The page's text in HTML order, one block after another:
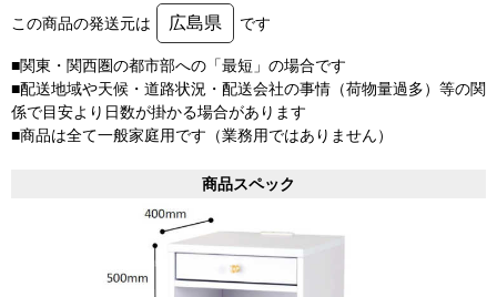
この商品の発送元は 広島県 です
■関東・関西圏の都市部への「最短」の場合です
■配送地域や天候・道路状況・配送会社の事情（荷物量過多）等の関
係で目安より日数が掛かる場合があります
■商品は全て一般家庭用です（業務用ではありません）
商品スペック